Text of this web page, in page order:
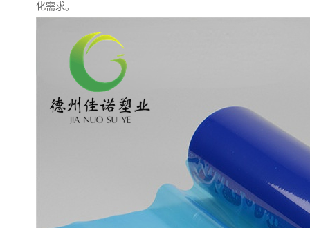
化需求。